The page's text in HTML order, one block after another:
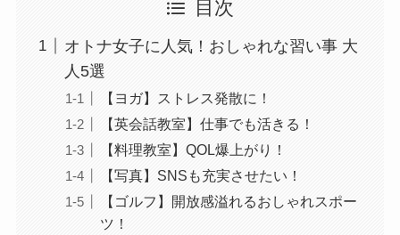
目次
オトナ女子に人気！おしゃれな習い事 大
人5選
【ヨガ】ストレス発散に！
【英会話教室】仕事でも活きる！
【料理教室】QOL爆上がり！
【写真】SNSも充実させたい！
【ゴルフ】開放感溢れるおしゃれスポー
ツ！